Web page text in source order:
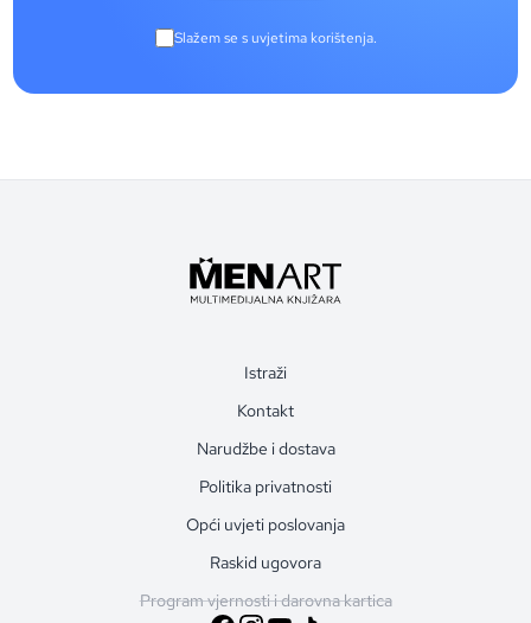
Slažem se s uvjetima korištenja.
Istraži
Kontakt
Narudžbe i dostava
Politika privatnosti
Opći uvjeti poslovanja
Raskid ugovora
Program vjernosti i darovna kartica